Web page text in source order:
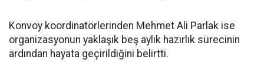
Konvoy koordinatörlerinden Mehmet Ali Parlak ise
organizasyonun yaklaşık beş aylık hazırlık sürecinin
ardından hayata geçirildiğini belirtti.